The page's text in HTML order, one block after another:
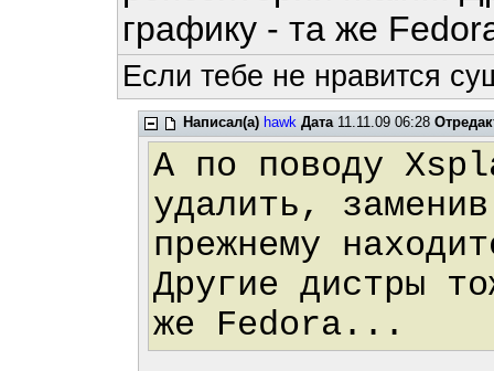
графику - та же
Если тебе не нравится
Написал(а) hawk Дата11.11.09 06:28
А по поводу
удалить,
прежнему
Другие дистры
же Fedora...